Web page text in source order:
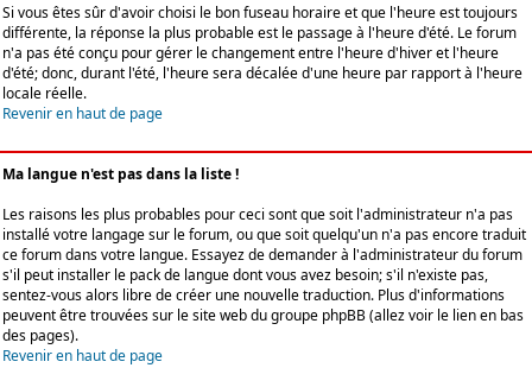
Si vous êtes sûr d'avoir choisi le bon fuseau horaire et que l'heure est toujours
différente, la réponse la plus probable est le passage à l'heure d'été. Le forum
n'a pas été conçu pour gérer le changement entre l'heure d'hiver et l'heure
d'été; donc, durant l'été, l'heure sera décalée d'une heure par rapport à l'heure
locale réelle.
Revenir en haut de page
Ma langue n'est pas dans la liste !
Les raisons les plus probables pour ceci sont que soit l'administrateur n'a pas
installé votre langage sur le forum, ou que soit quelqu'un n'a pas encore traduit
ce forum dans votre langue. Essayez de demander à l'administrateur du forum
s'il peut installer le pack de langue dont vous avez besoin; s'il n'existe pas,
sentez-vous alors libre de créer une nouvelle traduction. Plus d'informations
peuvent être trouvées sur le site web du groupe phpBB (allez voir le lien en bas
des pages).
Revenir en haut de page